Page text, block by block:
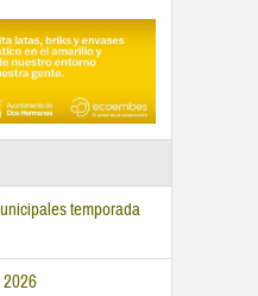
temporada
2026